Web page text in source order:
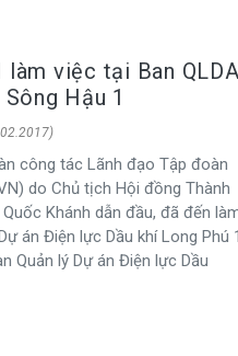
làm việc tại Ban QLDA
Hậu 1
công tác Lãnh đạo Tập đoàn
do Chủ tịch Hội đồng Thành
Khánh dẫn đầu, đã đến
án Điện lực Dầu khí Long Phú
Quản lý Dự án Điện lực Dầu